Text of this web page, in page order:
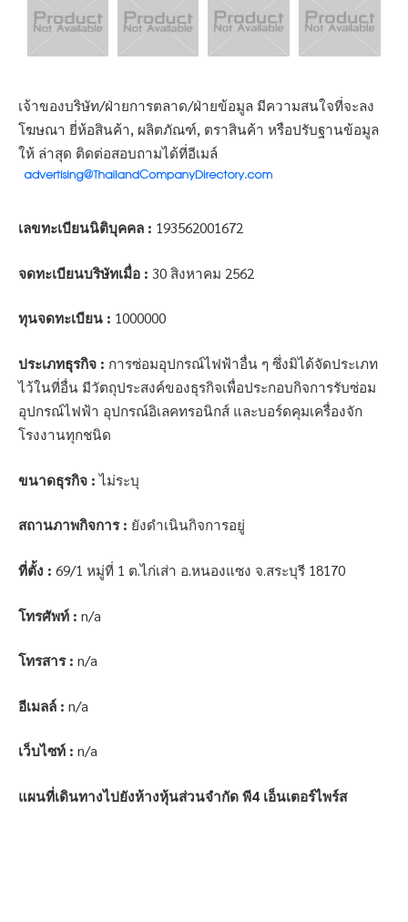
เจ้าของบริษัท/ฝ่ายการตลาด/ฝ่ายข้อมูล มีความสนใจที่จะลง
โฆษณา ยี่ห้อสินค้า, ผลิตภัณฑ์, ตราสินค้า หรือปรับฐานข้อมูล
ให้ ล่าสุด ติดต่อสอบถามได้ที่อีเมล์
เลขทะเบียนนิติบุคคล : 193562001672
จดทะเบียนบริษัทเมื่อ : 30 สิงหาคม 2562
ทุนจดทะเบียน : 1000000
ประเภทธุรกิจ : การซ่อมอุปกรณ์ไฟฟ้าอื่น ๆ ซึ่งมิได้จัดประเภท
ไว้ในที่อื่น มีวัตถุประสงค์ของธุรกิจเพื่อประกอบกิจการรับซ่อม
อุปกรณ์ไฟฟ้า อุปกรณ์อิเลคทรอนิกส์ และบอร์ดคุมเครื่องจัก
โรงงานทุกชนิด
ขนาดธุรกิจ : ไม่ระบุ
สถานภาพกิจการ : ยังดำเนินกิจการอยู่
ที่ตั้ง : 69/1 หมู่ที่ 1 ต.ไก่เส่า อ.หนองแซง จ.สระบุรี 18170
โทรศัพท์ : n/a
โทรสาร : n/a
อีเมลล์ : n/a
เว็บไซท์ : n/a
แผนที่เดินทางไปยังห้างหุ้นส่วนจำกัด พี4 เอ็นเตอร์ไพร์ส